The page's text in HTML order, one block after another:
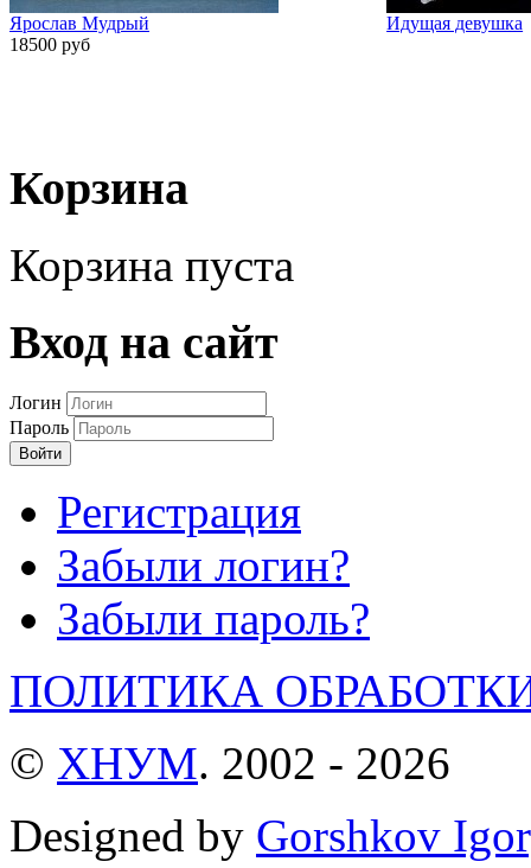
Ярослав Мудрый
18500 руб
Идущая девушка
Корзина
Корзина пуста
Вход на сайт
Логин
Пароль
Войти
Регистрация
Забыли логин?
Забыли пароль?
ПОЛИТИКА
© ХНУМ. 2002 - 2026
Designed by Gorshkov Igor